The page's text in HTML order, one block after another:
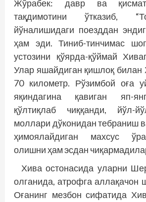
Жўрабек: давр ва
тақдимотини ўтказиб,
йўналишидаги поезддан
ҳам эди. Тиниб-тинчимас
устозини қўярда-қўймай
Улар яшайдиган қишлоқ билан
70 километр. Рўзимбой оға
яқиндагина қавиган яп-
қўлтиқлаб чиққанди, йўл-
моллари дўконидан тебраниш
ҳимоялайдиган махсус
олишни ҳам эсдан
Хива остонасида уларни
олганида, атрофга аллақачон
Оғанинг мезбон сифатида